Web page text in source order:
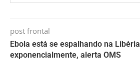
post frontal
Ebola está se espalhando na Libéria
exponencialmente, alerta OMS